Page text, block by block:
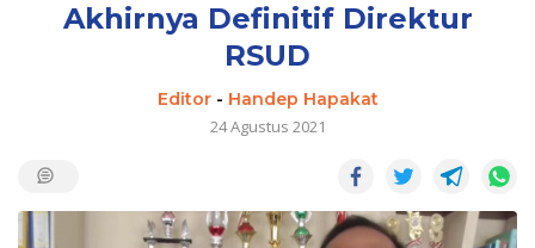
Akhirnya Definitif Direktur
RSUD
Editor- Handep Hapakat
24 Agustus 2021